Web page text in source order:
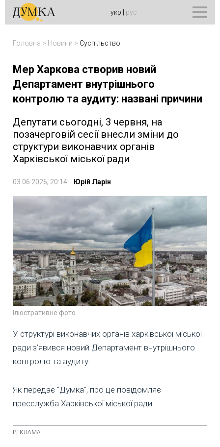
укр рус
Головна > Новини > Суспільство
Мер Харкова створив новий
Департамент внутрішнього
контролю та аудиту: названі причини
Депутати сьогодні, 3 червня, на
позачерговій сесії внесли зміни до
структури виконавчих органів
Харківської міської ради
03.06.2026, 20:14 Юрій Ларін
Ілюстративне фото
У структурі виконавчих органів харківської міської
ради з’явився новий Департамент внутрішнього
контролю та аудиту.
Як передає "Думка", про це повідомляє
пресслужба Харківської міської ради.